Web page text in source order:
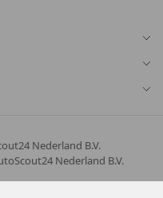
Nederland B.V.
Nederland B.V.